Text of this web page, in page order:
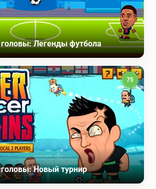
Легенды футбола
Новый турнир
75